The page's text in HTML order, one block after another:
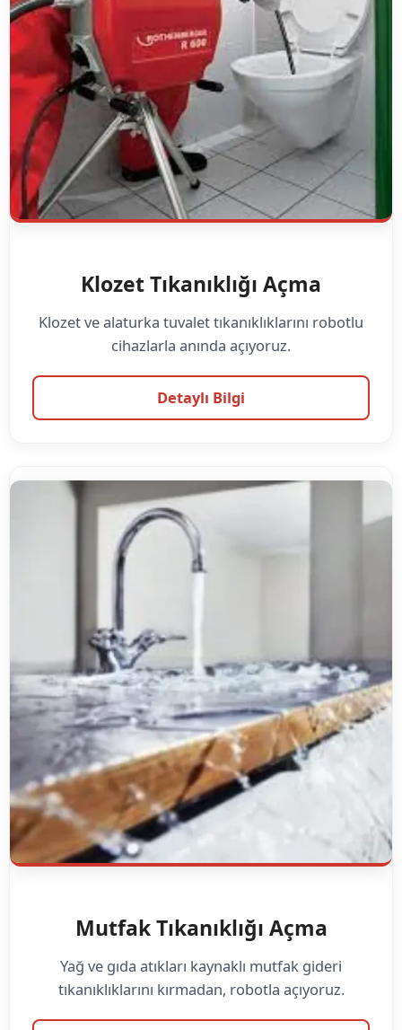
Klozet Tıkanıklığı Açma
Klozet ve alaturka tuvalet tıkanıklıklarını robotlu
cihazlarla anında açıyoruz.
Detaylı Bilgi
Mutfak Tıkanıklığı Açma
Yağ ve gıda atıkları kaynaklı mutfak gideri
tıkanıklıklarını kırmadan, robotla açıyoruz.